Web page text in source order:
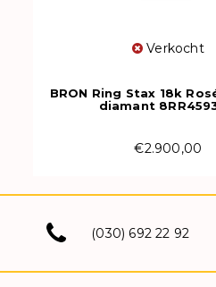
Verkocht
BRON Ring Stax 18k
diamant
€2.900,00
(030) 692 22 92